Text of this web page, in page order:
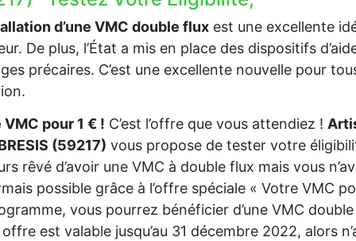
d’une VMC double flux est une excellente
De plus, l’État a mis en place des dispositifs
précaires. C’est une excellente nouvelle pour
pour 1 € ! C’est l’offre que vous attendiez !
(59217) vous propose de tester votre
rêvé d’avoir une VMC à double flux mais vous
possible grâce à l’offre spéciale « Votre VMC
vous pourrez bénéficier d’une VMC
est valable jusqu’au 31 décembre 2022, alors